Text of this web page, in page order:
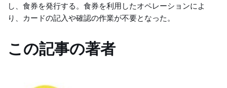
し、食券を発行する。食券を利用したオペレーションによ
り、カードの記入や確認の作業が不要となった。
この記事の著者